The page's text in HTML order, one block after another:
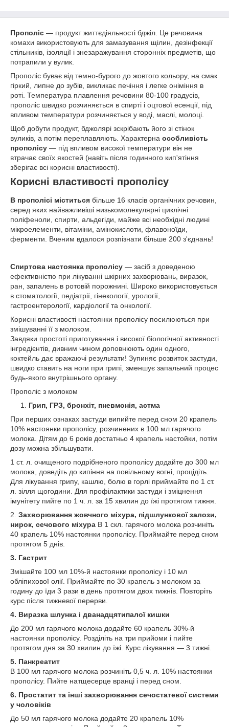
Прополіс — продукт життєдіяльності бджіл. Це речовина
комахи використовують для замазування щілин, дезінфекції
стільників, ізоляції і знезаражування сторонніх предметів, що
потрапили у вулик.
Прополіс буває від темно-бурого до жовтого кольору, на смак
гіркий, липне до зубів, викликає печіння і легке оніміння в
роті. Температура плавлення речовини 80-100 градусів,
прополіс швидко розчиняється в спирті і оцтової есенції, під
впливом температури розчиняється у воді, маслі, молоці.
Щоб добути продукт, бджолярі зскрібають його зі стінок
вуликів, а потім переплавляють. Характерна особливість
прополісу — під впливом високої температури він не
втрачає своїх якостей (навіть після годинного кип'ятіння
зберігає всі корисні властивості).
Корисні властивості прополісу
В прополісі міститься більше 16 класів органічних речовин,
серед яких найважливіші низькомолекулярні циклічні
поліфеноли, спирти, альдегіди, майже всі необхідні людині
мікроелементи, вітаміни, амінокислоти, флавоноїди,
ферменти. Вченим вдалося розпізнати більше 200 з'єднань!
Спиртова настоянка прополісу — засіб з доведеною
ефективністю при лікуванні шкірних захворювань, виразок,
ран, запалень в ротовій порожнині. Широко використовується
в стоматології, педіатрії, гінекології, урології,
гастроентерології, кардіології та онкології.
Корисні властивості настоянки прополісу посилюються при
змішуванні її з молоком.
Завдяки простоті приготування і високої біологічної активності
інгредієнтів, дивним чином доповнюють один одного,
коктейль дає вражаючі результати! Зупиняє розвиток застуди,
швидко ставить на ноги при грипі, зменшує запальний процес
будь-якого внутрішнього органу.
Прополіс з молоком
Грип, ГРЗ, бронхіт, пневмонія, астма
При перших ознаках застуди випийте перед сном 20 крапель
10% настоянки прополісу, розчинених в 100 мл гарячого
молока. Дітям до 6 років достатньо 4 крапель настойки, потім
дозу можна збільшувати.
1 ст. л. очищеного подрібненого прополісу додайте до 300 мл
молока, доведіть до кипіння на повільному вогні, процідіть.
Для лікування грипу, кашлю, болю в горлі приймайте по 1 ст.
л. зілля щогодини. Для профілактики застуди і зміцнення
імунітету пийте по 1 ч. л. за 15 хвилин до їжі протягом тижня.
2. Захворювання жовчного міхура, підшлункової залози,
нирок, сечового міхура В 1 скл. гарячого молока розчиніть
40 крапель 10% настоянки прополісу. Приймайте перед сном
протягом 5 днів.
3. Гастрит
Змішайте 100 мл 10%-й настоянки прополісу і 10 мл
обліпихової олії. Приймайте по 30 крапель з молоком за
годину до їди 3 рази в день протягом двох тижнів. Повторіть
курс після тижневої перерви.
4. Виразка шлунка і дванадцятипалої кишки
До 200 мл гарячого молока додайте 60 крапель 30%-й
настоянки прополісу. Розділіть на три прийоми і пийте
протягом дня за 30 хвилин до їжі. Курс лікування — 3 тижні.
5. Панкреатит
В 100 мл гарячого молока розчиніть 0,5 ч. л. 10% настоянки
прополісу. Пийте натщесерце вранці і перед сном.
6. Простатит та інші захворювання сечостатевої системи
у чоловіків
До 50 мл гарячого молока додайте 20 крапель 10%